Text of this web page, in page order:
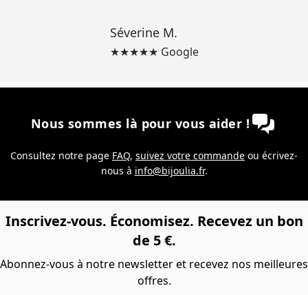
Séverine M.
★★★★★ Google
Nous sommes là pour vous aider !
Consultez notre page FAQ, suivez votre commande ou écrivez-
nous à info@bijoulia.fr.
Inscrivez-vous. Économisez. Recevez un bon
de 5 €.
Abonnez-vous à notre newsletter et recevez nos meilleures
offres.